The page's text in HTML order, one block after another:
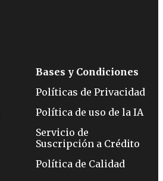
Bases y Condiciones
Políticas de Privacidad
Política de uso de la IA
Servicio de
Suscripción a Crédito
Política de Calidad